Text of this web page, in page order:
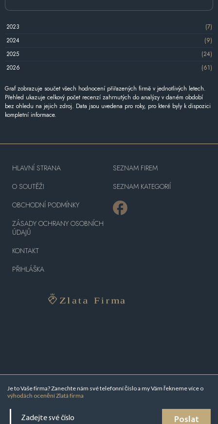
2023
(7)
2024
(9)
2025
(24)
2026
(61)
Graf zobrazuje součet všech hodnocení přiřazených firmě v jednotlivých letech.
Přehled ukazuje celkový počet recenzí zahrnutých do analýzy v daném období
bez ohledu na jejich zdroj. Data jsou uvedena pro roky, pro které byly k dispozici
kompletní informace.
Je to Vaše firma? Zanechte nám své telefonní číslo a my Vám řekneme více o
výhodách ocenění Zlatá firma
Poslat
HLAVNÍ STRANA
O SOUTĚŽI
OBCHODNÍ PODMÍNKY
ZÁSADY OCHRANY OSOBNÍCH
ÚDAJŮ
KONTAKT
PŘIHLÁŠKA
SEZNAM FIREM
SEZNAM KATEGORIÍ